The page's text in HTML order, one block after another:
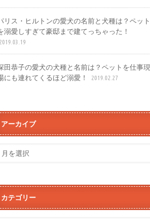
リス・ヒルトンの愛犬の名前と犬種は？ペット
溺愛しすぎて豪邸まで建てっちゃった！
2019.03.19
田恭子の愛犬の犬種と名前は？ペットを仕事現
にも連れてくるほど溺愛！
2019.02.27
アーカイブ
カテゴリー